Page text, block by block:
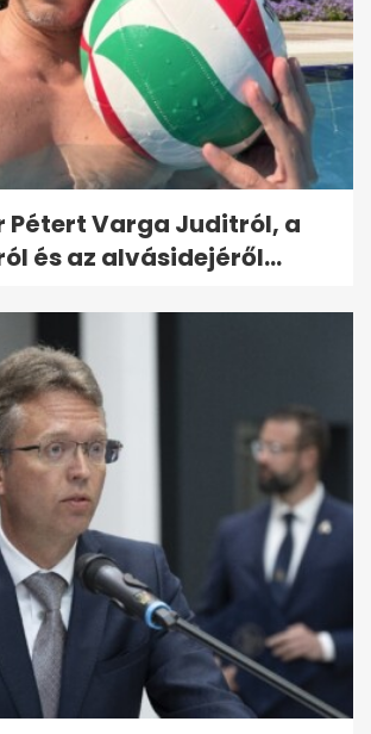
Pétert Varga Juditról, a
és az alvásidejéről...